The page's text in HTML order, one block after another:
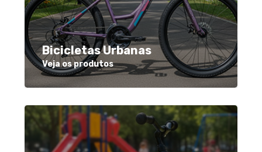
Bicicletas Urbanas
Veja os produtos